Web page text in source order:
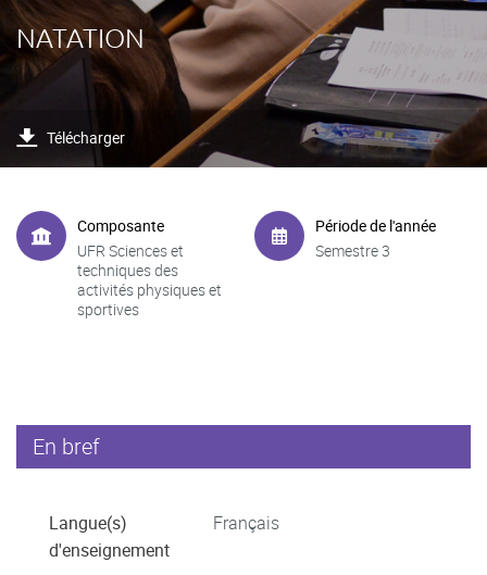
NATATION
Télécharger
Composante
UFR Sciences et
techniques des
activités physiques et
sportives
Période de l'année
Semestre 3
En bref
Langue(s)
d'enseignement
Français